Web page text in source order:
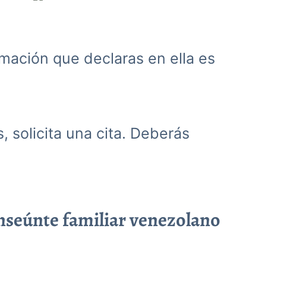
que declaras en ella es
solicita una cita. Deberás
familiar venezolano